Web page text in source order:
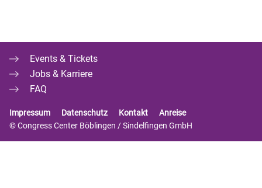
Events & Tickets
Jobs & Karriere
FAQ
Impressum Datenschutz Kontakt
Anreise
© Congress Center Böblingen / Sindelfingen GmbH